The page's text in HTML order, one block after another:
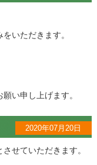
いただきます。
い申し上げます。
2020年07月20日
せていただきます。